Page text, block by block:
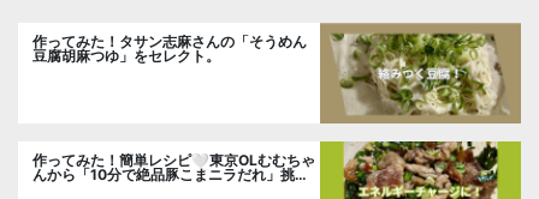
作ってみた！タサン志麻さんの「そうめん
豆腐胡麻つゆ」をセレクト。
作ってみた！簡単レシピ🤍東京OLむむちゃ
んから「10分で絶品豚こまニラだれ」挑
戦。